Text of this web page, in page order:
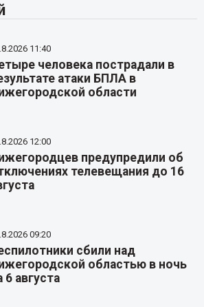
11:40
человека пострадали в
атаки БПЛА в
области
12:00
предупредили об
телевещания до 16
09:20
сбили над
областью в ночь
6 августа